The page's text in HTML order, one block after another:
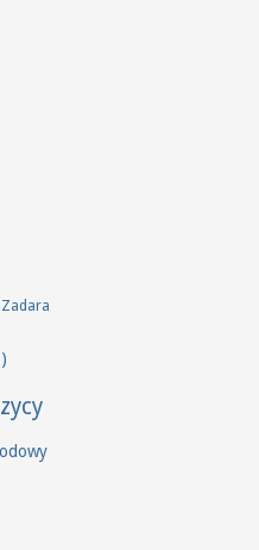
Zadara